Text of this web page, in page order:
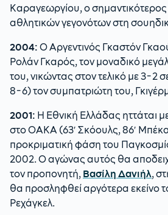
Καραγεωργίου, ο
αθλητικών γεγονότων στη
2004: Ο Αργεντινός Γκαστόν
Ρολάν Γκαρός, τον μοναδικό
του, νικώντας στον τελικό με 3-2
8-6) τον συμπατριώτη του,
2001: Η Εθνική Ελλάδας ηττάται
στο ΟΑΚΑ (63′ Σκόουλς, 86′
προκριματική φάση του
2002. Ο αγώνας αυτός θα
τον προπονητή, Βασίλη Δανιήλ,
θα προσληφθεί αργότερα εκείνο
Ρεχάγκελ.